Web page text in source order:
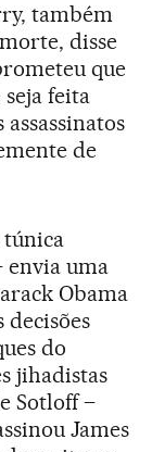
também
disse
que
seja feita
de
túnica
envia uma
Obama
do
jihadistas
Sotloff –
James